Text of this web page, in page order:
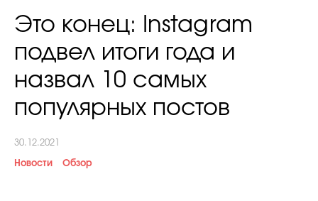
Личный опыт
Это конец: Instagram
подвел итоги года и
назвал 10 самых
популярных постов
30.12.2021
Новости Обзор